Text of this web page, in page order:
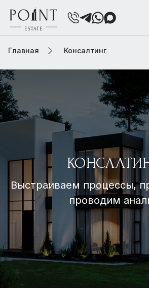
Главная Консалтинг
Выстраиваем процессы,
проводим